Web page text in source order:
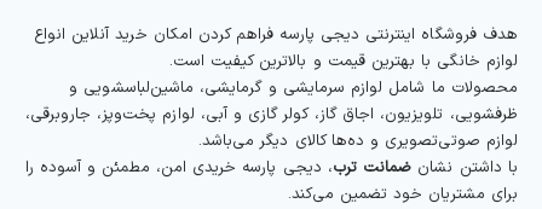
هدف فروشگاه اینترنتی دیجی پارسه فراهم کردن امکان خرید آنلاین انواع
لوازم خانگی با بهترین قیمت و بالاترین کیفیت است.
محصولات ما شامل لوازم سرمایشی و گرمایشی، ماشین‌لباسشویی و
ظرفشویی، تلویزیون، اجاق گاز، کولر گازی و آبی، لوازم پخت‌وپز، جاروبرقی،
لوازم صوتی‌تصویری و ده‌ها کالای دیگر می‌باشد.
با داشتن نشان ضمانت ترب، دیجی پارسه خریدی امن، مطمئن و آسوده را
برای مشتریان خود تضمین می‌کند.